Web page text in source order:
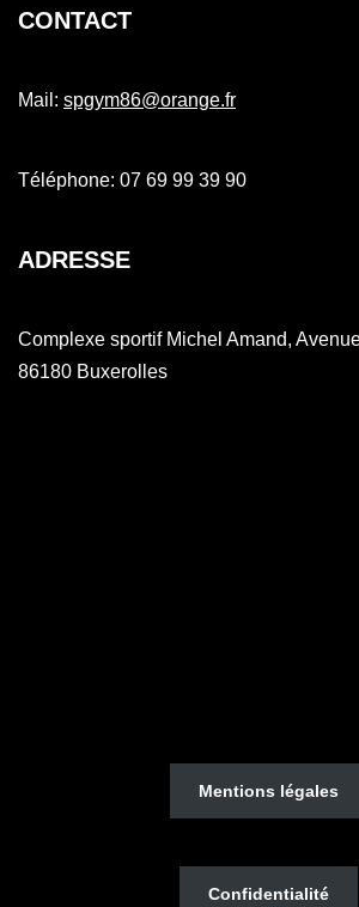
CONTACT
Mail: spgym86@orange.fr
Téléphone: 07 69 99 39 90
ADRESSE
Complexe sportif Michel Amand,
86180 Buxerolles
Mentions légales
Confidentialité